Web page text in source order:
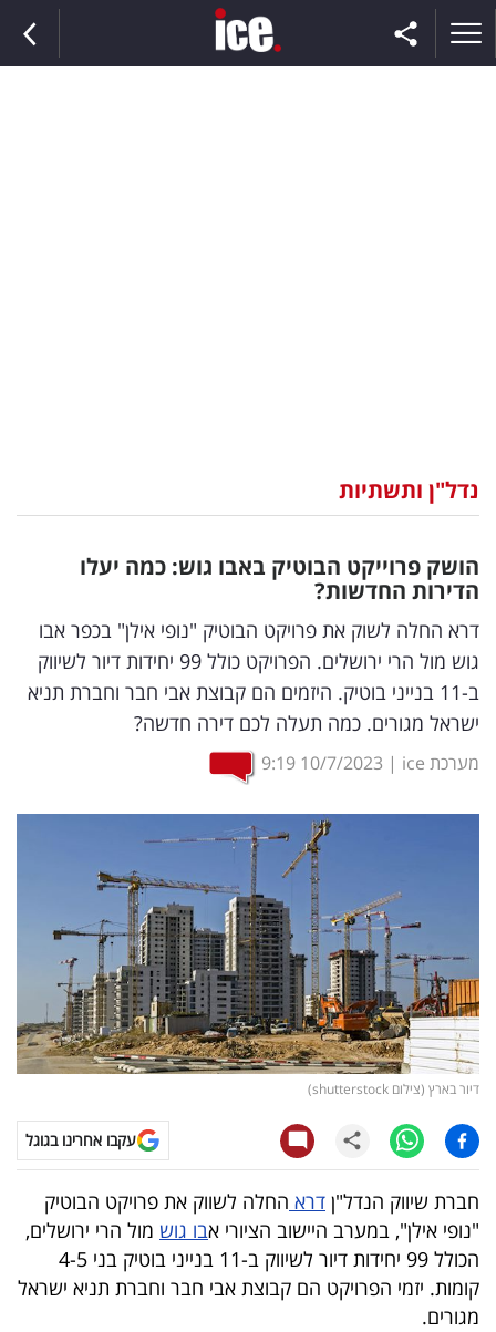
וצרכנות
דיגיטל
וטק
שיווק
ופרסום
משפט
מדדים
רכילות
עסקית
קריפטו
ויראלי
טלוויזיה
עסקי
ספורט
קריירה
ולימודים
נדל"ן ותשתיות
הושק פרוייקט הבוטיק באבו גוש: כמה יעלו
הדירות החדשות?
דרא החלה לשוק את פרויקט הבוטיק "נופי אילן" בכפר אבו
גוש מול הרי ירושלים. הפרויקט כולל 99 יחידות דיור לשיווק
ב-11 בנייני בוטיק. היזמים הם קבוצת אבי חבר וחברת תניא
ישראל מגורים. כמה תעלה לכם דירה חדשה?
מערכת ice |
10/7/2023
9:19
דיור בארץ (צילום shutterstock)
עקבו אחרינו בגוגל
חברת שיווק הנדל"ן דרא החלה לשווק את פרויקט הבוטיק
"נופי אילן", במערב היישוב הציורי אבו גוש מול הרי ירושלים,
הכולל 99 יחידות דיור לשיווק ב-11 בנייני בוטיק בני 4-5
קומות. יזמי הפרויקט הם קבוצת אבי חבר וחברת תניא ישראל
מגורים.